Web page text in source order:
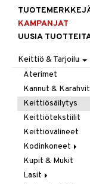
KAMPANJAT
UUSIA
Keittiö & Tarjoilu
Aterimet
Kannut & Karahvit
Keittiösäilytys
Keittiötekstiilit
Keittiövälineet
Kodinkoneet
Kahvi, Tee &
Leivänpaahtimet
Kupit & Mukit
Lasit